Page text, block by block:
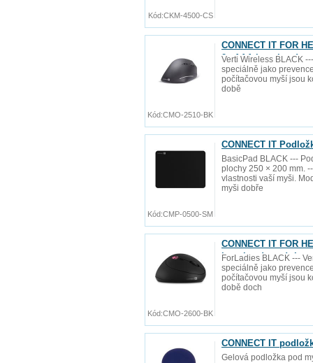
Kód:CKM-4500-CS
CONNECT IT FOR
2x AAA baterie
Verti Wireless BLACK
speciálně jako
počítačovou myší jsou
době
Kód:CMO-2510-BK
CONNECT IT
BasicPad BLACK ---
plochy 250 × 200 mm.
vlastnosti vaší myši.
myši dobře
Kód:CMP-0500-SM
CONNECT IT FOR
baterie zdarma),
ForLadies BLACK ---
speciálně jako
počítačovou myší jsou
době doch
Kód:CMO-2600-BK
CONNECT IT
Gelová podložka pod